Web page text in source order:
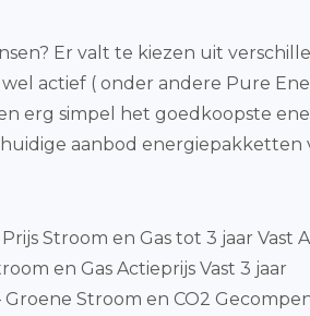
Er valt te kiezen uit
actief ( onder andere Pure
erg simpel het goedkoopste
aanbod energiepakketten
Stroom en Gas tot 3 jaar Vast
en Gas Actieprijs Vast 3 jaar
Stroom en CO2